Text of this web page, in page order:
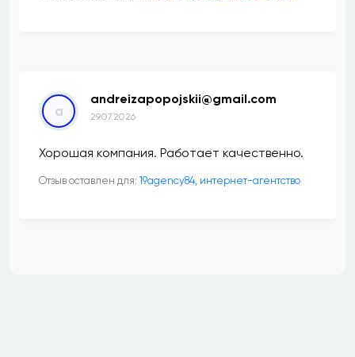
a
andreizapopojskii@gmail.com
29.07.2026
Хорошая компания. Работает качественно.
Отзыв оставлен для: 19agency84, интернет-агентство